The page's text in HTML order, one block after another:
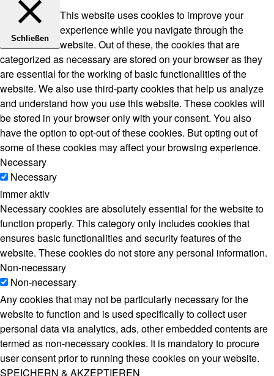
Schließen
This website uses cookies to improve your
experience while you navigate through the
website. Out of these, the cookies that are
categorized as necessary are stored on your browser as they
are essential for the working of basic functionalities of the
website. We also use third-party cookies that help us analyze
and understand how you use this website. These cookies will
be stored in your browser only with your consent. You also
have the option to opt-out of these cookies. But opting out of
some of these cookies may affect your browsing experience.
Necessary
Necessary
immer aktiv
Necessary cookies are absolutely essential for the website to
function properly. This category only includes cookies that
ensures basic functionalities and security features of the
website. These cookies do not store any personal information.
Non-necessary
Non-necessary
Any cookies that may not be particularly necessary for the
website to function and is used specifically to collect user
personal data via analytics, ads, other embedded contents are
termed as non-necessary cookies. It is mandatory to procure
user consent prior to running these cookies on your website.
SPEICHERN & AKZEPTIEREN